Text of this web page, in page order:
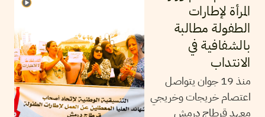
المرأة لإطارات
الطفولة مطالبة
بالشفافية في
الانتداب
منذ 19 جوان يتواصل
اعتصام خريجات وخريجي
معهد قرطاج درمش